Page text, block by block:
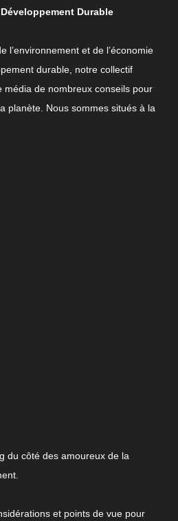
Durable
l’environnement et de l’économie
durable, notre collectif
média de nombreux conseils pour
planète. Nous sommes situés à la
du côté des amoureux de la
et points de vue pour